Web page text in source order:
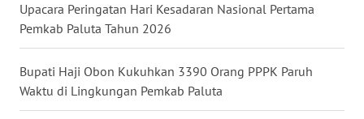
Upacara Peringatan Hari Kesadaran Nasional Pertama
Pemkab Paluta Tahun 2026
Bupati Haji Obon Kukuhkan 3390 Orang PPPK Paruh
Waktu di Lingkungan Pemkab Paluta
WN
LANGKAT
WN
TAPANULI